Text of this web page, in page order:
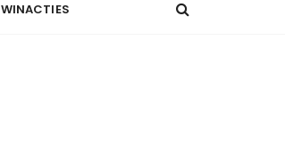
WINACTIES